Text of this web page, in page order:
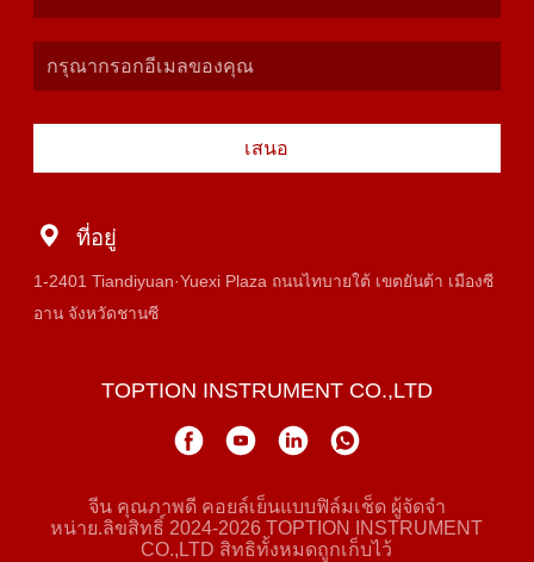
เสนอ
ที่อยู่
1-2401 Tiandiyuan·Yuexi Plaza ถนนไทบายใต้ เขตยันต้า เมืองซี
อาน จังหวัดชานซี
TOPTION INSTRUMENT CO.,LTD
จีน คุณภาพดี คอยล์เย็นแบบฟิล์มเช็ด ผู้จัดจํา
หน่าย.ลิขสิทธิ์ 2024-2026 TOPTION INSTRUMENT
CO.,LTD สิทธิทั้งหมดถูกเก็บไว้